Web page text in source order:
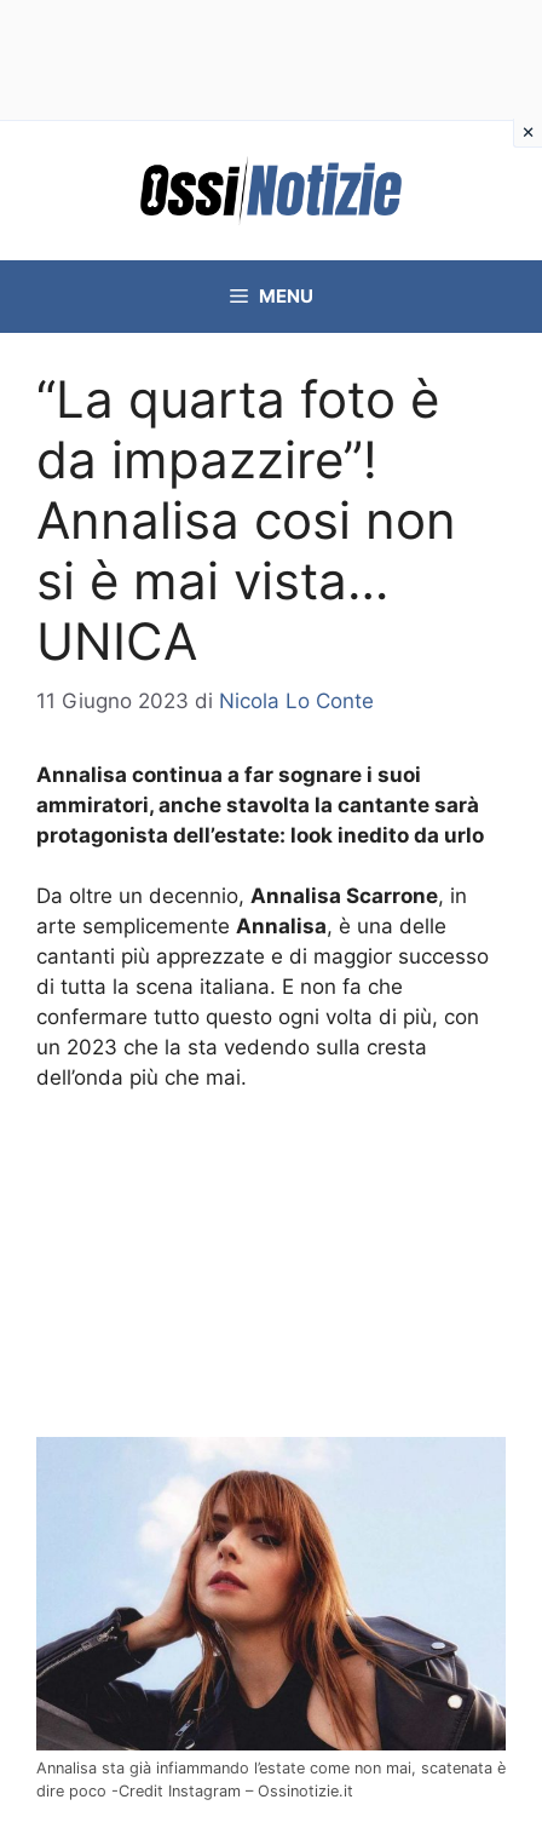
MENU
“La quarta foto è
da impazzire”!
Annalisa cosi non
si è mai vista…
UNICA
11 Giugno 2023 di Nicola Lo Conte
Annalisa continua a far sognare i suoi
ammiratori, anche stavolta la cantante sarà
protagonista dell’estate: look inedito da urlo
Da oltre un decennio, Annalisa Scarrone, in
arte semplicemente Annalisa, è una delle
cantanti più apprezzate e di maggior successo
di tutta la scena italiana. E non fa che
confermare tutto questo ogni volta di più, con
un 2023 che la sta vedendo sulla cresta
dell’onda più che mai.
Annalisa sta già infiammando l’estate come non mai, scatenata è
dire poco -Credit Instagram – Ossinotizie.it